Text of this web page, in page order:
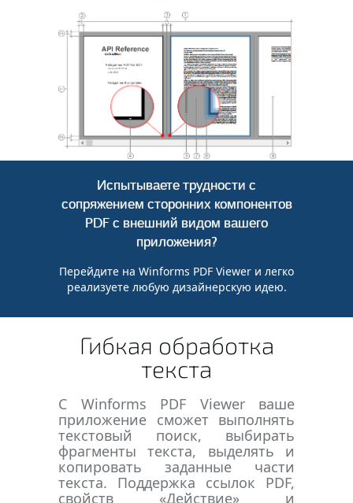
Испытываете трудности с
сопряжением сторонних компонентов
PDF с внешний видом вашего
приложения?
Перейдите на Winforms PDF Viewer и легко
реализуете любую дизайнерскую идею.
Гибкая обработка
текста
С Winforms PDF Viewer ваше
приложение сможет выполнять
текстовый поиск, выбирать
фрагменты текста, выделять и
копировать заданные части
текста. Поддержка ссылок PDF,
свойств «Действие» и